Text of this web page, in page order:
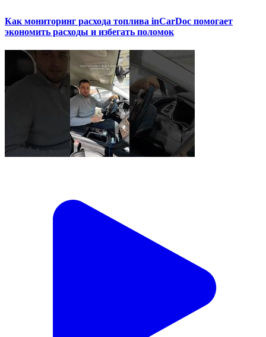
Как мониторинг расхода топлива inCarDoc помогает
экономить расходы и избегать поломок